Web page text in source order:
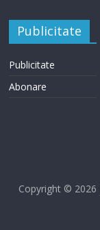
Publicitate
Publicitate
Abonare
Copyright © 2026